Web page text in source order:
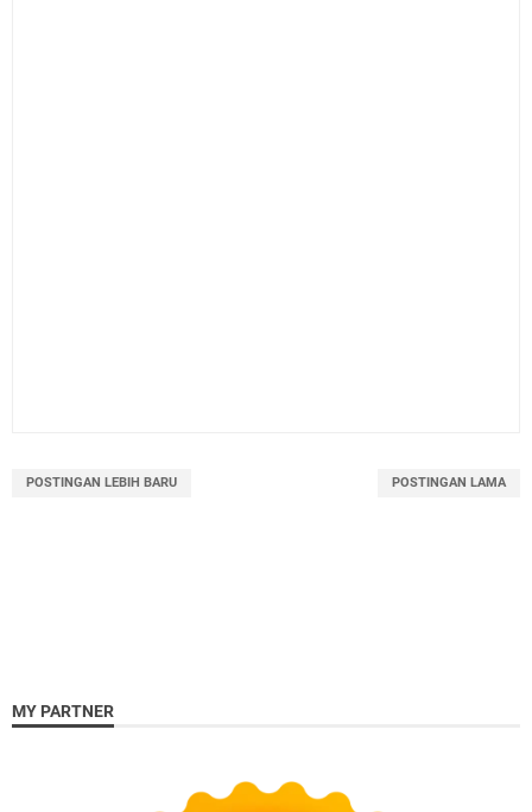
POSTINGAN LEBIH BARU POSTINGAN LAMA
MY PARTNER